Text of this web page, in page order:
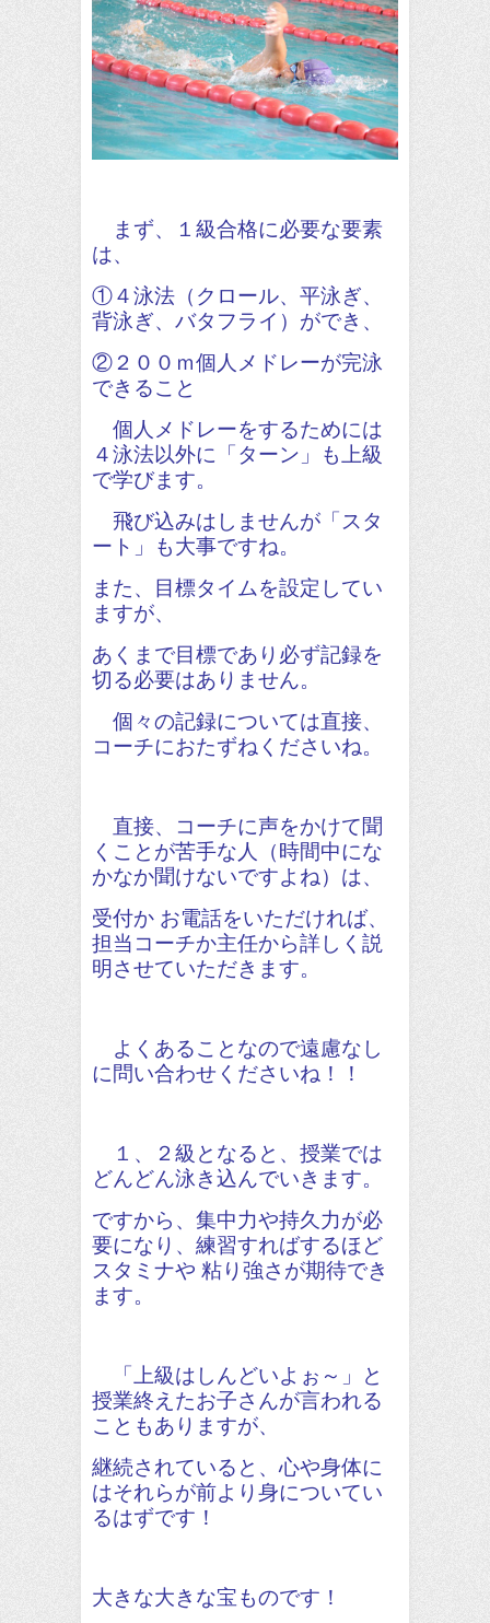
まず、１級合格に必要な要素
は、
①４泳法（クロール、平泳ぎ、
背泳ぎ、バタフライ）ができ、
②２００ｍ個人メドレーが完泳
できること
個人メドレーをするためには
４泳法以外に「ターン」も上級
で学びます。
飛び込みはしませんが「スタ
ート」も大事ですね。
また、目標タイムを設定してい
ますが、
あくまで目標であり必ず記録を
切る必要はありません。
個々の記録については直接、
コーチにおたずねくださいね。
直接、コーチに声をかけて聞
くことが苦手な人（時間中にな
かなか聞けないですよね）は、
受付か お電話をいただければ、
担当コーチか主任から詳しく説
明させていただきます。
よくあることなので遠慮なし
に問い合わせくださいね！！
１、２級となると、授業では
どんどん泳き込んでいきます。
ですから、集中力や持久力が必
要になり、練習すればするほど
スタミナや 粘り強さが期待でき
ます。
「上級はしんどいよぉ～」と
授業終えたお子さんが言われる
こともありますが、
継続されていると、心や身体に
はそれらが前より身についてい
るはずです！
大きな大きな宝ものです！